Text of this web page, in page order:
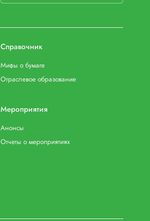
Справочник
Мифы о бумаге
Отраслевое образование
Мероприятия
Анонсы
Отчеты о мероприятиях